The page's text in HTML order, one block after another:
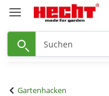
Gartenhacken